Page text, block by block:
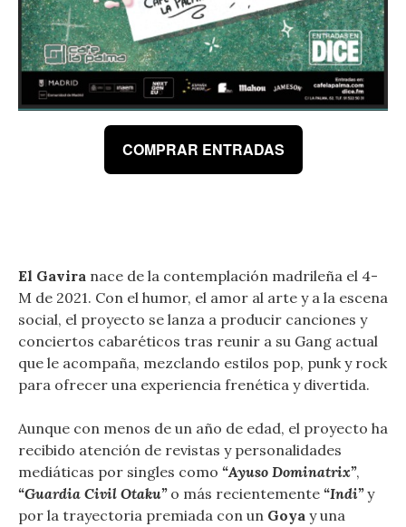
COMPRAR ENTRADAS
El Gavira nace de la contemplación madrileña el 4-
M de 2021. Con el humor, el amor al arte y a la escena
social, el proyecto se lanza a producir canciones y
conciertos cabaréticos tras reunir a su Gang actual
que le acompaña, mezclando estilos pop, punk y rock
para ofrecer una experiencia frenética y divertida.
Aunque con menos de un año de edad, el proyecto ha
recibido atención de revistas y personalidades
mediáticas por singles como “Ayuso Dominatrix”,
“Guardia Civil Otaku”o más recientemente “Indi”y
por la trayectoria premiada con un Goya y una